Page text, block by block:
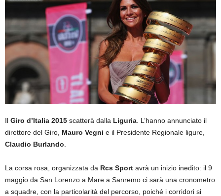
Il Giro d’Italia 2015 scatterà dalla Liguria . L’hanno annunciato il
direttore del Giro, Mauro Vegni e il Presidente Regionale ligure,
Claudio Burlando
La corsa rosa, organizzata da Rcs Sport avrà un inizio inedito: il 9
maggio da San Lorenzo a Mare a Sanremo ci sarà una cronometro
a squadre, con la particolarità del percorso, poiché i corridori si